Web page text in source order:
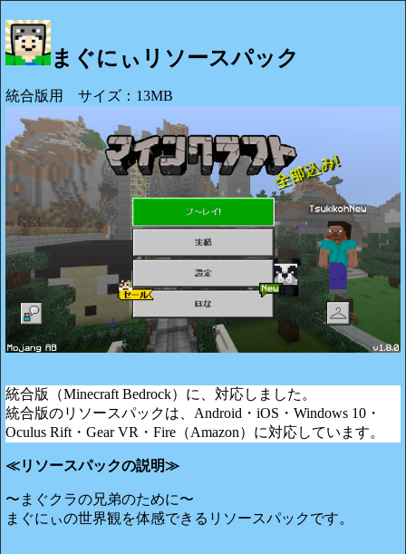
まぐにぃリソースパック
統合版用 サイズ：13MB
統合版（Minecraft Bedrock）に、対応しました。
統合版のリソースパックは、Android・iOS・Windows 10・
Oculus Rift・Gear VR・Fire（Amazon）に対応しています。
≪リソースパックの説明≫
〜まぐクラの兄弟のために〜
まぐにぃの世界観を体感できるリソースパックです。